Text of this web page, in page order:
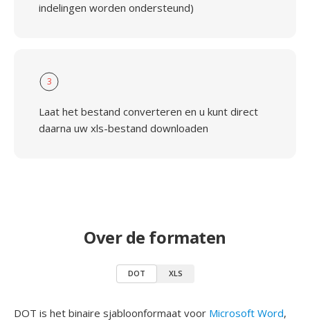
indelingen worden ondersteund)
3
Laat het bestand converteren en u kunt direct
daarna uw xls-bestand downloaden
Over de formaten
DOT XLS
DOT is het binaire sjabloonformaat voor Microsoft Word,